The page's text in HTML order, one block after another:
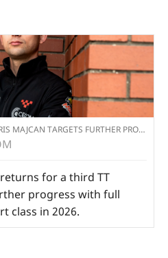
FURTHER PROGRESS IN 2026 ISLE OF MAN TT RACES
for a third TT
progress with full
class in 2026.